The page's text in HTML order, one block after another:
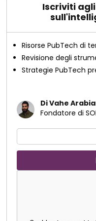
Iscriviti
Risorse PubTech di
Revisione degli
Strategie PubTech
Di Vahe
Fondatore di